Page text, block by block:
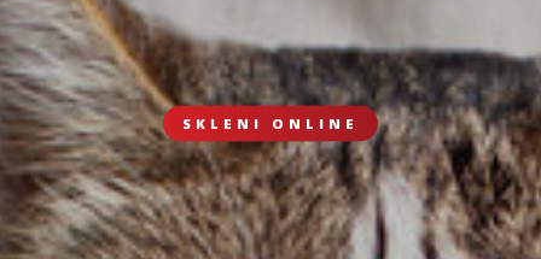
SKLENI ONLINE